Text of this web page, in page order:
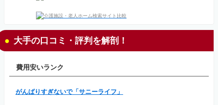
大手の口コミ・評判を解剖！
費用安いランク
がんばりすぎないで「サニーライフ」